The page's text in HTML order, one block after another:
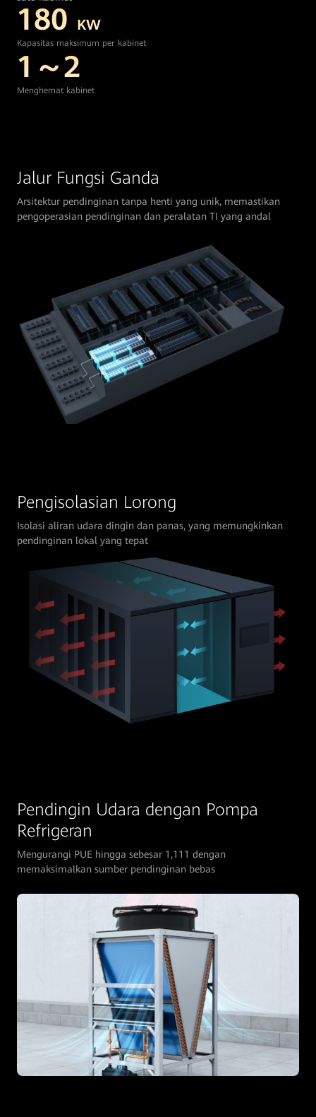
180 KW
Kapasitas maksimum per kabinet
1～2
Menghemat kabinet
Jalur Fungsi Ganda
Arsitektur pendinginan tanpa henti yang unik, memastikan
pengoperasian pendinginan dan peralatan TI yang andal
Pengisolasian Lorong
Isolasi aliran udara dingin dan panas, yang memungkinkan
pendinginan lokal yang tepat
Pendingin Udara dengan Pompa
Refrigeran
Mengurangi PUE hingga sebesar 1,111 dengan
memaksimalkan sumber pendinginan bebas